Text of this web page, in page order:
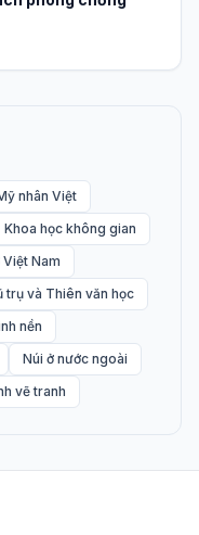
nhân Việt
Khoa học không gian
Việt Nam
trụ và Thiên văn học
nền
Núi ở nước ngoài
vẽ tranh